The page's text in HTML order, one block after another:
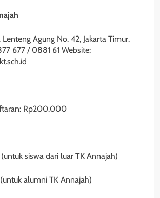
Lenteng Agung No. 42, Jakarta Timur.
677 / 0881 61 Website:
Rp200.000
siswa dari luar TK Annajah)
alumni TK Annajah)